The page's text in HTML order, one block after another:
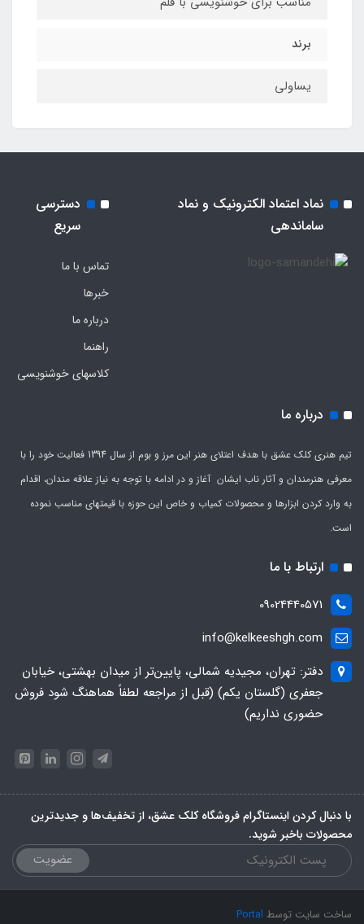
برند
یساولی
نماد اعتماد الکترونیک و نماد
ساماندهی
دسترسی
سریع
تماس با ما
خبرها
درباره ما
راهنما
کلاسهای خوشنویسی
درباره ما
تیم هنری کلک عشق با هدف اعتلای هنر این مرز و بوم از سال 1394 فعالیت خود را با
معرفی هنرمندان و آثار ناب ایشان آغاز و در ادامه با توجه به نیاز علاقه مندان، اقدام
به وارد کردن ابزارها و محصولات کمیاب و خاص این حوزه با قیمتهای مناسب نموده
است.
ارتباط با ما
09024440571
info@kelkeeshgh.com
دفتر: تهران، مجیدیه شمالی، پایین‌تر از میدان بهشتی، خیابان
جعفری (گلستان یکم) (قبل از مراجعه لطفاً هماهنگ شود فروش
حضوری نداریم)
با دنبال کردن اینستاگرام فروشگاه کلک عشق، از تخفیف‌ها و جدیدترین‌
محصولات باخبر شوید.
عضویت
ساخت سایت توسط Portal